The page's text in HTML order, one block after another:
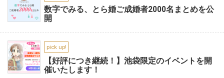
数字でみる、とら婚ご成婚者2000名まとめを公
開
pick up!
【好評につき継続！】池袋限定のイベントを開
催いたします！